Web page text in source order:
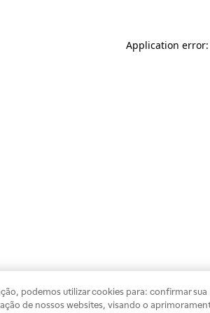
Application
podemos utilizar cookies para: confirmar
de nossos websites, visando o